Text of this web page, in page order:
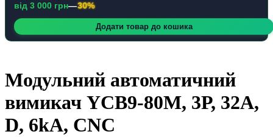
від 3 000 грн—30%
Додати товар до кошика
Модульний автоматичний
вимикач YCB9-80M, 3Р, 32А,
D, 6kА, CNC